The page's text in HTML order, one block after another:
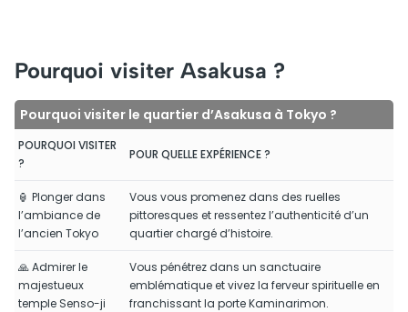
Pourquoi visiter Asakusa ?
Pourquoi visiter le quartier d’Asakusa à Tokyo ?
POURQUOI VISITER
?
POUR QUELLE EXPÉRIENCE ?
🏮 Plonger dans
l’ambiance de
l’ancien Tokyo
Vous vous promenez dans des ruelles
pittoresques et ressentez l’authenticité d’un
quartier chargé d’histoire.
🙏 Admirer le
majestueux
temple Senso-ji
Vous pénétrez dans un sanctuaire
emblématique et vivez la ferveur spirituelle en
franchissant la porte Kaminarimon.